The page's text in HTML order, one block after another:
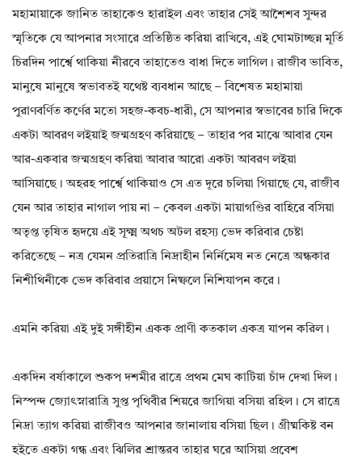
মহামায়াকে জানিত তাহাকেও হারাইল এবং তাহার সেই আশৈশব সুন্দর
স্মৃতিকে যে আপনার সংসারে প্রতিষ্ঠিত করিয়া রাখিবে, এই ঘোমটাচ্ছন্ন মূর্তি
চিরদিন পার্শ্বে থাকিয়া নীরবে তাহাতেও বাধা দিতে লাগিল। রাজীব ভাবিত,
মানুষে মানুষে স্বভাবতই যথেষ্ট ব্যবধান আছে – বিশেষত মহামায়া
পুরাণবর্ণিত কর্ণের মতো সহজ-কবচ-ধারী, সে আপনার স্বভাবের চারি দিকে
একটা আবরণ লইয়াই জন্মগ্রহণ করিয়াছে – তাহার পর মাঝে আবার যেন
আর-একবার জন্মগ্রহণ করিয়া আবার আরো একটা আবরণ লইয়া
আসিয়াছে। অহরহ পার্শ্বে থাকিয়াও সে এত দূরে চলিয়া গিয়াছে যে, রাজীব
যেন আর তাহার নাগাল পায় না – কেবল একটা মায়াগণ্ডির বাহিরে বসিয়া
অতৃপ্ত তৃষিত হৃদয়ে এই সূক্ষ্ম অথচ অটল রহস্য ভেদ করিবার চেষ্টা
করিতেছে – নত্র যেমন প্রতিরাত্রি নিদ্রাহীন নির্নিমেষ নত নেত্রে অন্ধকার
নিশীথিনীকে ভেদ করিবার প্রয়াসে নিষ্ফলে নিশিযাপন করে।
এমনি করিয়া এই দুই সঙ্গীহীন একক প্রাণী কতকাল একত্র যাপন করিল।
একদিন বর্ষাকালে শুকপ দশমীর রাত্রে প্রথম মেঘ কাটিয়া চাঁদ দেখা দিল।
নিস্পন্দ জ্যোৎস্নারাত্রি সুপ্ত পৃথিবীর শিয়রে জাগিয়া বসিয়া রহিল। সে রাত্রে
নিদ্রা ত্যাগ করিয়া রাজীবও আপনার জানালায় বসিয়া ছিল। গ্রীষ্মকিষ্ট বন
হইতে একটা গন্ধ এবং ঝিলির শ্রান্তরব তাহার ঘরে আসিয়া প্রবেশ